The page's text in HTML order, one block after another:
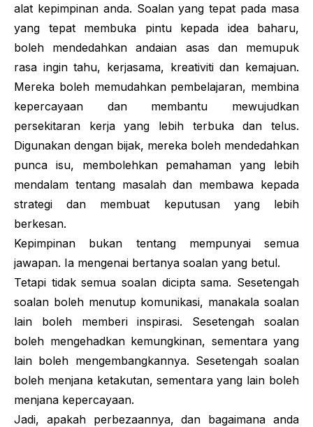
alat kepimpinan anda. Soalan yang tepat pada masa
yang tepat membuka pintu kepada idea baharu,
boleh mendedahkan andaian asas dan memupuk
rasa ingin tahu, kerjasama, kreativiti dan kemajuan.
Mereka boleh memudahkan pembelajaran, membina
kepercayaan dan membantu mewujudkan
persekitaran kerja yang lebih terbuka dan telus.
Digunakan dengan bijak, mereka boleh mendedahkan
punca isu, membolehkan pemahaman yang lebih
mendalam tentang masalah dan membawa kepada
strategi dan membuat keputusan yang lebih
berkesan.
Kepimpinan bukan tentang mempunyai semua
jawapan. Ia mengenai bertanya soalan yang betul.
Tetapi tidak semua soalan dicipta sama. Sesetengah
soalan boleh menutup komunikasi, manakala soalan
lain boleh memberi inspirasi. Sesetengah soalan
boleh mengehadkan kemungkinan, sementara yang
lain boleh mengembangkannya. Sesetengah soalan
boleh menjana ketakutan, sementara yang lain boleh
menjana kepercayaan.
Jadi, apakah perbezaannya, dan bagaimana anda